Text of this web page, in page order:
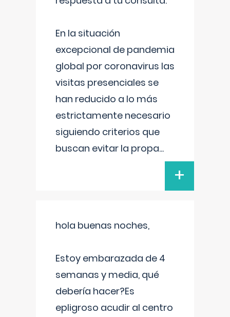
En la situación
excepcional de pandemia
global por coronavirus las
visitas presenciales se
han reducido a lo más
estrictamente necesario
siguiendo criterios que
buscan evitar la propa...
+
hola buenas noches,
Estoy embarazada de 4
semanas y media, qué
debería hacer?Es
epligroso acudir al centro